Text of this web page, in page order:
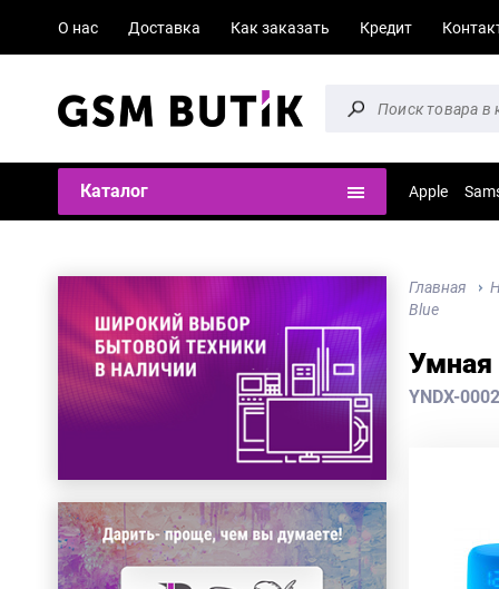
О нас Доставка Как заказать Кредит
Каталог Apple
Главная
Blue
Умная
YNDX-